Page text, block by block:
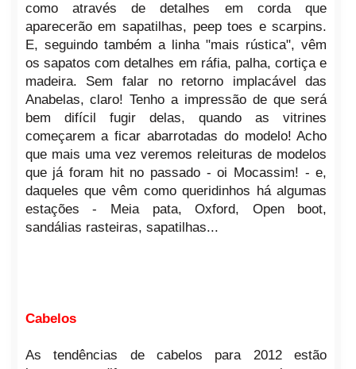
como através de detalhes em corda que
aparecerão em sapatilhas, peep toes e scarpins.
E, seguindo também a linha "mais rústica", vêm
os sapatos com detalhes em ráfia, palha, cortiça e
madeira. Sem falar no retorno implacável das
Anabelas, claro! Tenho a impressão de que será
bem difícil fugir delas, quando as vitrines
começarem a ficar abarrotadas do modelo! Acho
que mais uma vez veremos releituras de modelos
que já foram hit no passado - oi Mocassim! - e,
daqueles que vêm como queridinhos há algumas
estações - Meia pata, Oxford, Open boot,
sandálias rasteiras, sapatilhas...
Cabelos
As tendências de cabelos para 2012 estão